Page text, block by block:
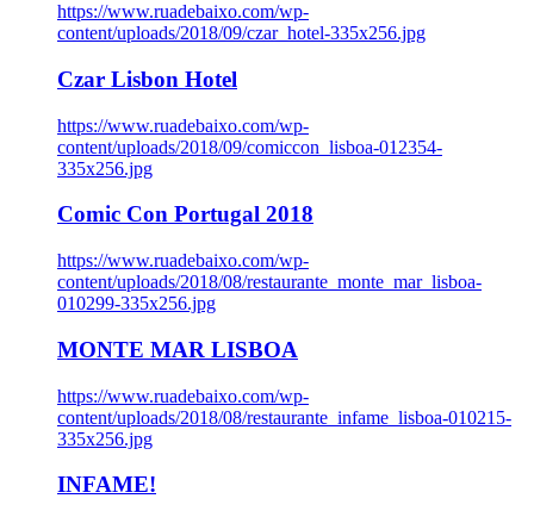
https://www.ruadebaixo.com/wp-
content/uploads/2018/09/czar_hotel-335x256.jpg
Czar Lisbon Hotel
https://www.ruadebaixo.com/wp-
content/uploads/2018/09/comiccon_lisboa-012354-
335x256.jpg
Comic Con Portugal 2018
https://www.ruadebaixo.com/wp-
content/uploads/2018/08/restaurante_monte_mar_lisboa-
010299-335x256.jpg
MONTE MAR LISBOA
https://www.ruadebaixo.com/wp-
content/uploads/2018/08/restaurante_infame_lisboa-010215-
335x256.jpg
INFAME!